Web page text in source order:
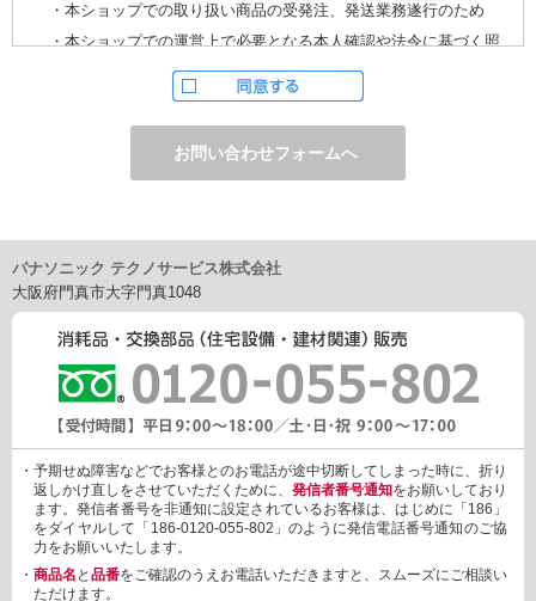
・本ショップでの取り扱い商品の受発注、発送業務遂行のため
・本ショップでの運営上で必要となる本人確認や法令に基づく照
ただし、お申し込みフォーム上でご希望の方のみに、下記サービ
・電子メール、ダイレクトメールなどによる情報のご提供
（1）ご提供情報の分野
・住宅関連設備・建材、家電製品、住まいづくり(新築・リフォー
車載関連商品など
（2）ご提供情報の概要
・商品、サービスに関するご提案
・商品サポート、メンテナンスに関するご提案
・キャンペーン、フェアー、イベントに関する情報ご提供
・アンケート、商品モニターに関する情報ご提供など
3. 個人情報の提供
あらかじめご本人様からご了解いただいている場合や法令で認め
られている場合を除き、個人情報を第三者に提供または開示いた
しません。
しかしながら、お客様がクレジットカード決済をご利用される場
合に限り、カード発行会社が行なう不正利用検知・防止「3Dセキ
ュア2.0」のために、お客様が利用するカード発行会社及び、決済
代行会社：GMOペイメントゲートウェイ（第三者）に、下記の情
報を開示し、本人認証を行います。
・金額など、決済に関する情報
パナソニック テクノサービス株式会社
大阪府門真市大字門真1048
・予期せぬ障害などでお客様とのお電話が途中切断してしまった時に、折り
返しかけ直しをさせていただくために、 発信者番号通知をお願いしており
ます。発信者番号を非通知に設定されているお客様は、はじめに「186」
をダイヤルして「186-0120-055-802」のように発信電話番号通知のご協
力をお願いいたします。
・ 商品名 と 品番をご確認のうえお電話いただきますと、スムーズにご相談い
ただけます。